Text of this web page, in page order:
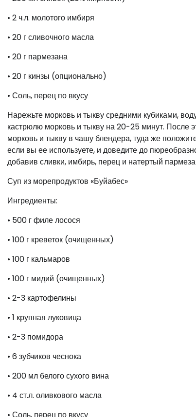
• 2 ч.л. молотого имбиря
• 20 г сливочного масла
• 20 г пармезана
• 20 г кинзы (опционально)
• Соль, перец по вкусу
Нарежьте морковь и тыкву средними кубиками,
кастрюлю морковь и тыкву на 20-25 минут. После
морковь и тыкву в чашу блендера, туда же
если вы ее используете, и доведите до
добавив сливки, имбирь, перец и натертый
Суп из морепродуктов «Буйабес»
Ингредиенты:
• 500 г филе лосося
• 100 г креветок (очищенных)
• 100 г кальмаров
• 100 г мидий (очищенных)
• 2-3 картофелины
• 1 крупная луковица
• 2-3 помидора
• 6 зубчиков чеснока
• 200 мл белого сухого вина
• 4 ст.л. оливкового масла